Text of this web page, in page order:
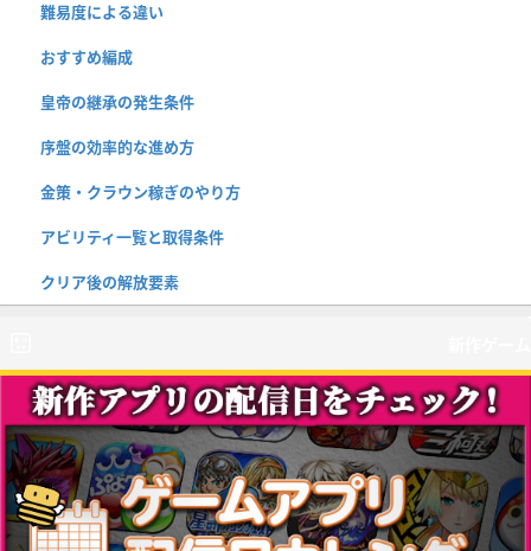
難易度による違い
おすすめ編成
皇帝の継承の発生条件
序盤の効率的な進め方
金策・クラウン稼ぎのやり方
アビリティ一覧と取得条件
クリア後の解放要素